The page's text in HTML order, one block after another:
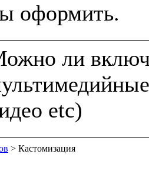
ли
> Кастомизация